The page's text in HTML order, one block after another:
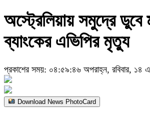
অস্ট্রেলিয়ায় সমুদ্রে ডুবে
ব্যাংকের এভিপির মৃত্যু
প্রকাশের সময়: ০৪:৫৯:৪৬ অপরাহ্ন, রবিবার, ১৪
Download News PhotoCard